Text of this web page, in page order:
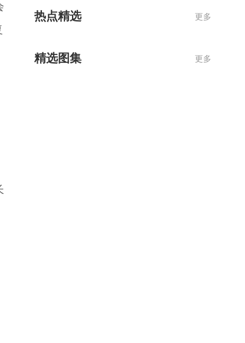
热点精选 更多
精选图集 更多